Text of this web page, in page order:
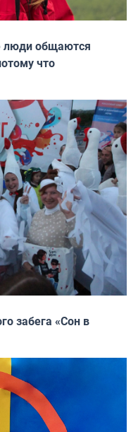
люди общаются
что
забега «Сон в